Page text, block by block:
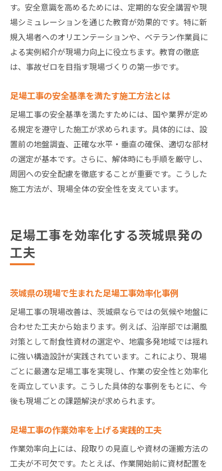
す。安全意識を高めるためには、定期的な安全講習や現
場シミュレーションを通じた教育が効果的です。特に新
規入場者へのオリエンテーションや、ベテラン作業員に
よる実例紹介が現場力向上に役立ちます。教育の徹底
は、事故ゼロを目指す現場づくりの第一歩です。
足場工事の安全基準を満たす施工方法とは
足場工事の安全基準を満たすためには、国や業界が定め
る規定を遵守した施工が求められます。具体的には、設
置前の地盤調査、正確な水平・垂直の確保、適切な部材
の選定が基本です。さらに、解体時にも手順を厳守し、
周囲への安全配慮を徹底することが重要です。こうした
施工方法が、現場全体の安全性を支えています。
足場工事を効率化する茨城県発の
工夫
茨城県の現場で生まれた足場工事効率化事例
足場工事の現場改善は、茨城県ならではの気候や地盤に
合わせた工夫から始まります。例えば、沿岸部では潮風
対策として耐食性資材の選定や、地震多発地域では揺れ
に強い構造設計が実践されています。これにより、現場
ごとに最適な足場工事を実現し、作業の安全性と効率化
を両立しています。こうした具体的な事例をもとに、今
後も現場ごとの課題解決が求められます。
足場工事の作業効率を上げる実践的工夫
作業効率向上には、段取りの見直しや資材の運搬方法の
工夫が不可欠です。たとえば、作業開始前に資材配置を